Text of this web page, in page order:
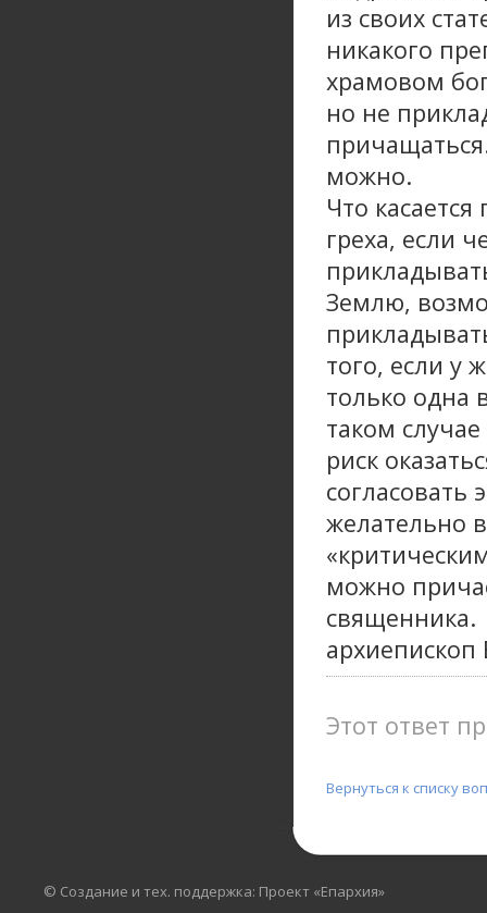
из своих
никакого
храмовом
но не
можно.
Что
греха, если
Землю,
того, если у
только одна
таком
риск
согласовать
желательно
можно
священника.
Этот ответ
Вернуться к списку
© Создание и тех. поддержка: Проект «Епархия»